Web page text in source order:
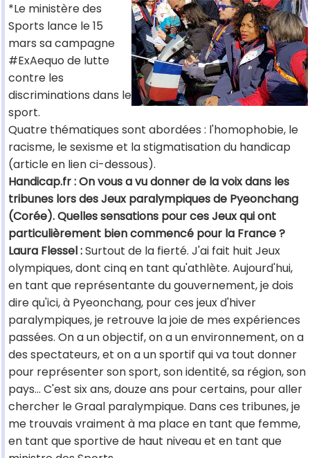
*Le ministère des
Sports lance le 15
mars sa campagne
#ExAequo de lutte
contre les
discriminations dans le
sport.
Quatre thématiques sont abordées : l'homophobie, le
racisme, le sexisme et la stigmatisation du handicap
(article en lien ci-dessous).
Handicap.fr : On vous a vu donner de la voix dans les
tribunes lors des Jeux paralympiques de Pyeonchang
(Corée). Quelles sensations pour ces Jeux qui ont
particulièrement bien commencé pour la France ?
Laura Flessel :Surtout de la fierté. J'ai fait huit Jeux
olympiques, dont cinq en tant qu'athlète. Aujourd'hui,
en tant que représentante du gouvernement, je dois
dire qu'ici, à Pyeonchang, pour ces jeux d'hiver
paralympiques, je retrouve la joie de mes expériences
passées. On a un objectif, on a un environnement, on a
des spectateurs, et on a un sportif qui va tout donner
pour représenter son sport, son identité, sa région, son
pays... C'est six ans, douze ans pour certains, pour aller
chercher le Graal paralympique. Dans ces tribunes, je
me trouvais vraiment à ma place en tant que femme,
en tant que sportive de haut niveau et en tant que